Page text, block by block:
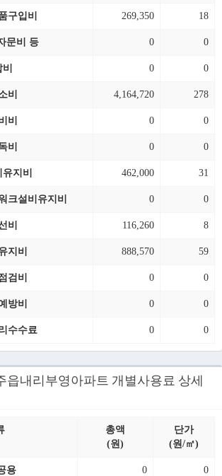
구입비 269,350 18
문비 등 0 0
0 0
비 4,164,720 278
비 0 0
비 0 0
지비 462,000 31
크설비유지비 0 0
비 116,260 8
지비 888,570 59
검비 0 0
방비 0 0
수수료 0 0
읍내리부영아파트 개별사용료 상세
총액
(원)
단가
(원/㎡)
용 0 0